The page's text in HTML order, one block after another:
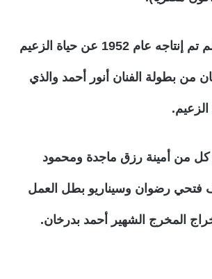
ويذكر أن هناك فيلم تم إنتاجه عام 1952 عن حياة الزعيم
بطولة الفنان أنور أحمد والذي
كل من أمينة رزق ماجدة ومحمود
فتحي رضوان وسيناريو بطل العمل
المخرج الشهير أحمد بدرخان.